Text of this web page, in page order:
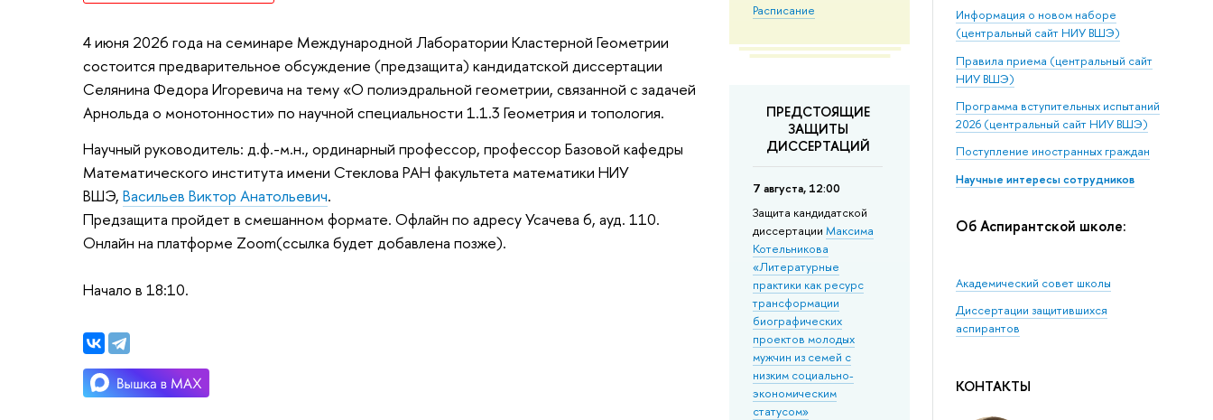
Расписание
ПРЕДСТОЯЩИЕ
ЗАЩИТЫ
ДИССЕРТАЦИЙ
7 августа, 12:00
Защита кандидатской
диссертацииМаксима
Котельникова
«Литературные
практики как ресурс
трансформации
биографических
проектов молодых
мужчин из семей с
низким социально-
экономическим
статусом»
Информация о новом наборе
(центральный сайт НИУ ВШЭ)
Правила приема (центральный сайт
НИУ ВШЭ)
Программа вступительных испытаний
2026 (центральный сайт НИУ ВШЭ)
Поступление иностранных граждан
Научные интересы сотрудников
Об Аспирантской школе:
Академический совет школы
Диссертации защитившихся
аспирантов
КОНТАКТЫ
4 июня 2026 года на семинаре Международной Лаборатории Кластерной Геометрии
состоится предварительное обсуждение (предзащита) кандидатской диссертации
Селянина Федора Игоревича на тему «О полиэдральной геометрии, связанной с задачей
Арнольда о монотонности» по научной специальности 1.1.3 Геометрия и топология.
Научный руководитель: д.ф.-м.н., ординарный профессор, профессор Базовой кафедры
Математического института имени Стеклова РАН факультета математики НИУ
ВШЭ, Васильев Виктор Анатольевич.
Предзащита пройдет в смешанном формате. Офлайн по адресу Усачева 6, ауд. 110.
Онлайн на платформе Zoom(ссылка будет добавлена позже).
Начало в 18:10.